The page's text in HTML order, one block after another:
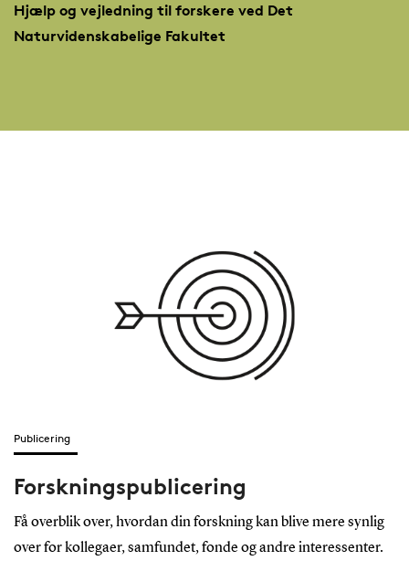
Hjælp og vejledning til forskere ved Det
Naturvidenskabelige Fakultet
Publicering
Forskningspublicering
Få overblik over, hvordan din forskning kan blive mere synlig
over for kollegaer, samfundet, fonde og andre interessenter.